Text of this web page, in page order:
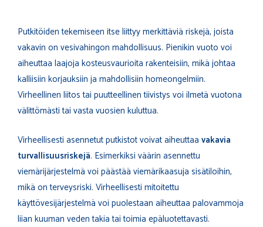
Putkitöiden tekemiseen itse liittyy merkittäviä riskejä, joista
vakavin on vesivahingon mahdollisuus. Pienikin vuoto voi
aiheuttaa laajoja kosteusvaurioita rakenteisiin, mikä johtaa
kalliisiin korjauksiin ja mahdollisiin homeongelmiin.
Virheellinen liitos tai puutteellinen tiivistys voi ilmetä vuotona
välittömästi tai vasta vuosien kuluttua.
Virheellisesti asennetut putkistot voivat aiheuttaa vakavia
turvallisuusriskejä. Esimerkiksi väärin asennettu
viemärijärjestelmä voi päästää viemärikaasuja sisätiloihin,
mikä on terveysriski. Virheellisesti mitoitettu
käyttövesijärjestelmä voi puolestaan aiheuttaa palovammoja
liian kuuman veden takia tai toimia epäluotettavasti.